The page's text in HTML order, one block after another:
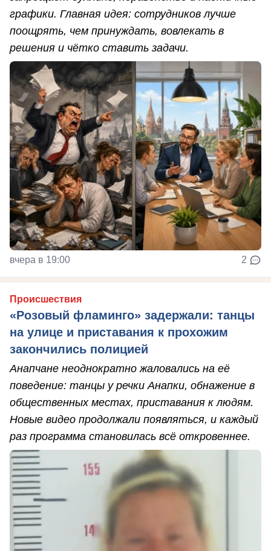
графики. Главная идея: сотрудников лучше
поощрять, чем принуждать, вовлекать в
решения и чётко ставить задачи.
вчера в 19:00 2
Происшествия
«Розовый фламинго» задержали: танцы
на улице и приставания к прохожим
закончились полицией
Анапчане неоднократно жаловались на её
поведение: танцы у речки Анапки, обнажение в
общественных местах, приставания к людям.
Новые видео продолжали появляться, и каждый
раз программа становилась всё откровеннее.